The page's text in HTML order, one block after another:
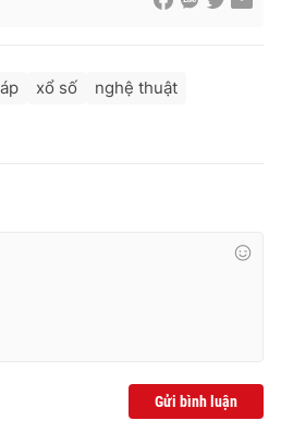
xổ số
nghệ thuật
Gửi bình luận